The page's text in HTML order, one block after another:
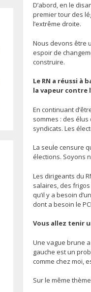
D’abord, en le
premier tour des
l’extrême droite.
Nous devons être
espoir de
construire.
Le RN a réussi
la vapeur contre
En continuant
sommes : des
syndicats. Les
La seule censure
élections. Soyons
Les dirigeants du
salaires, des frigos
qu’il y a besoin
dont a besoin le
Vous allez tenir
Une vague brune
gauche est un
comme chez moi,
Sur le même